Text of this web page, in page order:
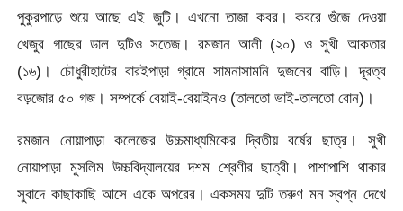
পুকুরপাড়ে শুয়ে আছে এই জুটি। এখনো তাজা কবর। কবরে গুঁজে দেওয়া
খেজুর গাছের ডাল দুটিও সতেজ। রমজান আলী (২০) ও সুখী আকতার
(১৬)। চৌধুরীহাটের বারইপাড়া গ্রামে সামনাসামনি দুজনের বাড়ি। দূরত্ব
বড়জোর ৫০ গজ। সম্পর্কে বেয়াই-বেয়াইনও (তালতো ভাই-তালতো বোন)।
রমজান নোয়াপাড়া কলেজের উচ্চমাধ্যমিকের দ্বিতীয় বর্ষের ছাত্র। সুখী
নোয়াপাড়া মুসলিম উচ্চবিদ্যালয়ের দশম শ্রেণীর ছাত্রী। পাশাপাশি থাকার
সুবাদে কাছাকাছি আসে একে অপরের। একসময় দুটি তরুণ মন স্বপ্ন দেখে